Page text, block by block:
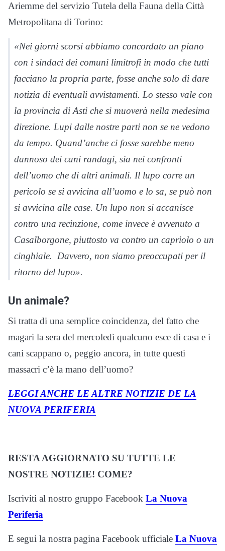
Ariemme del servizio Tutela della Fauna della Città
Metropolitana di Torino:
«Nei giorni scorsi abbiamo concordato un piano
con i sindaci dei comuni limitrofi in modo che tutti
facciano la propria parte, fosse anche solo di dare
notizia di eventuali avvistamenti. Lo stesso vale con
la provincia di Asti che si muoverà nella medesima
direzione. Lupi dalle nostre parti non se ne vedono
da tempo. Quand’anche ci fosse sarebbe meno
dannoso dei cani randagi, sia nei confronti
dell’uomo che di altri animali. Il lupo corre un
pericolo se si avvicina all’uomo e lo sa, se può non
si avvicina alle case. Un lupo non si accanisce
contro una recinzione, come invece è avvenuto a
Casalborgone, piuttosto va contro un capriolo o un
cinghiale. Davvero, non siamo preoccupati per il
ritorno del lupo».
Un animale?
Si tratta di una semplice coincidenza, del fatto che
magari la sera del mercoledì qualcuno esce di casa e i
cani scappano o, peggio ancora, in tutte questi
massacri c’è la mano dell’uomo?
LEGGI ANCHE LE ALTRE NOTIZIE DE LA
NUOVA PERIFERIA
RESTA AGGIORNATO SU TUTTE LE
NOSTRE NOTIZIE! COME?
Iscriviti al nostro gruppo Facebook La Nuova
Periferia
E segui la nostra pagina Facebook ufficiale La Nuova